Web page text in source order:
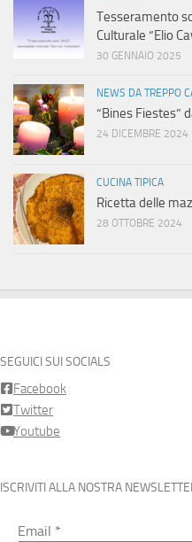
Tesseramento
Culturale “Elio
30 GENNAIO 2025
NEWS DA TREPPO
“Bines Fiestes”
24 DICEMBRE 2024
CUCINA TIPICA
Ricetta delle
28 OTTOBRE 2024
SEGUICI SUI SOCIALS
Facebook
Twitter
Youtube
ISCRIVITI ALLA NOSTRA
Email *